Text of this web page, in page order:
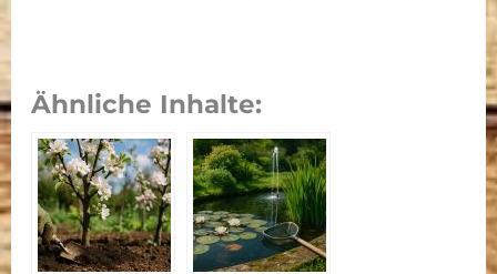
Ähnliche Inhalte: